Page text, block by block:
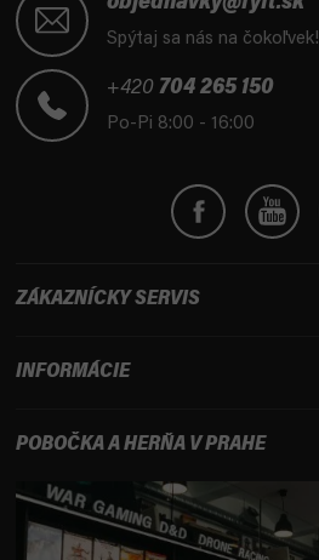
Spýtaj sa nás na čokoľvek!
+420 704 265 150
Po-Pi 8:00 - 16:00
ZÁKAZNÍCKY SERVIS
INFORMÁCIE
POBOČKA A HERŇA V PRAHE